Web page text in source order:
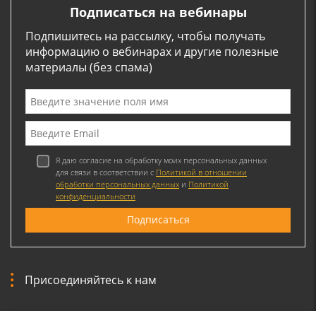
Подписаться на вебинары
Подпишитесь на рассылку, чтобы получать
информацию о вебинарах и другие полезные
материалы (без спама)
Я даю согласие на обработку моих персональных данных
для связи в соответствии с Политикой в отношении
обработки персональных данных и Политикой
конфиденциальности
Присоединяйтесь к нам